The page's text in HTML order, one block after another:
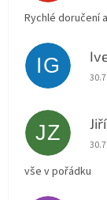
Rychlé doručení
IG
JZ
vše v pořádku